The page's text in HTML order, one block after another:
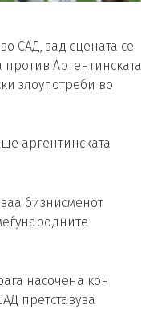
САД, зад сцената се
Аргентинската
злоупотреби во
аргентинската
бизнисменот
насочена кон
претставува